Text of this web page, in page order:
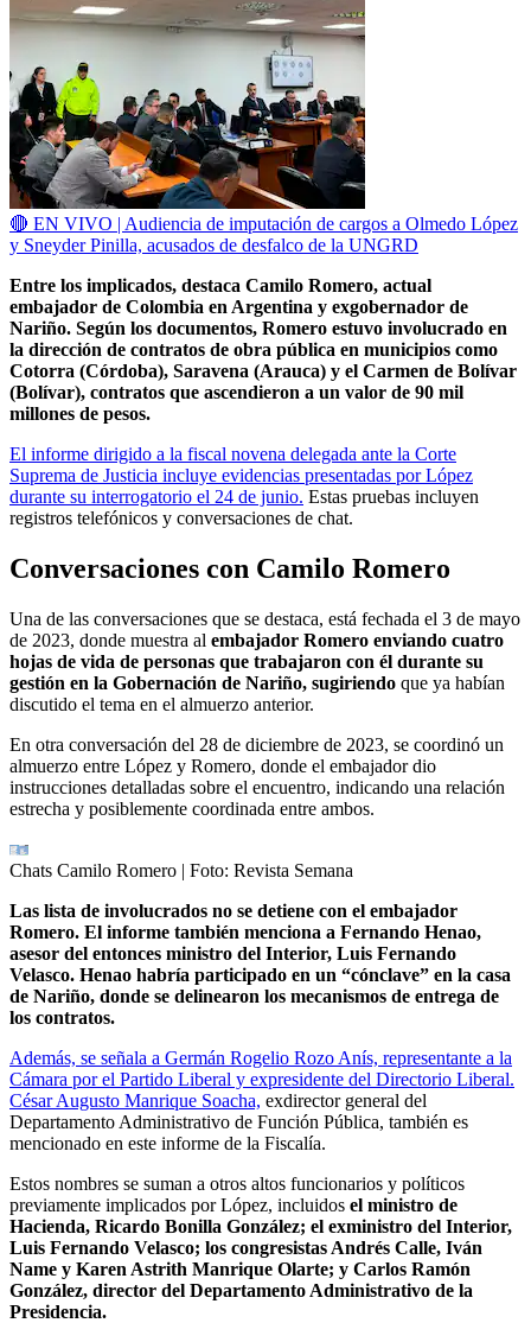
🔴 EN VIVO | Audiencia de imputación de cargos a Olmedo López
y Sneyder Pinilla, acusados de desfalco de la UNGRD
Entre los implicados, destaca Camilo Romero, actual
embajador de Colombia en Argentina y exgobernador de
Nariño. Según los documentos, Romero estuvo involucrado en
la dirección de contratos de obra pública en municipios como
Cotorra (Córdoba), Saravena (Arauca) y el Carmen de Bolívar
(Bolívar), contratos que ascendieron a un valor de 90 mil
millones de pesos.
El informe dirigido a la fiscal novena delegada ante la Corte
Suprema de Justicia incluye evidencias presentadas por López
durante su interrogatorio el 24 de junio. Estas pruebas incluyen
registros telefónicos y conversaciones de chat.
Conversaciones con Camilo Romero
Una de las conversaciones que se destaca, está fechada el 3 de mayo
de 2023, donde muestra al embajador Romero enviando cuatro
hojas de vida de personas que trabajaron con él durante su
gestión en la Gobernación de Nariño, sugiriendo que ya habían
discutido el tema en el almuerzo anterior.
En otra conversación del 28 de diciembre de 2023, se coordinó un
almuerzo entre López y Romero, donde el embajador dio
instrucciones detalladas sobre el encuentro, indicando una relación
estrecha y posiblemente coordinada entre ambos.
Chats Camilo Romero | Foto: Revista Semana
Las lista de involucrados no se detiene con el embajador
Romero. El informe también menciona a Fernando Henao,
asesor del entonces ministro del Interior, Luis Fernando
Velasco. Henao habría participado en un “cónclave” en la casa
de Nariño, donde se delinearon los mecanismos de entrega de
los contratos.
Además, se señala a Germán Rogelio Rozo Anís, representante a la
Cámara por el Partido Liberal y expresidente del Directorio Liberal.
César Augusto Manrique Soacha, exdirector general del
Departamento Administrativo de Función Pública, también es
mencionado en este informe de la Fiscalía.
Estos nombres se suman a otros altos funcionarios y políticos
previamente implicados por López, incluidos el ministro de
Hacienda, Ricardo Bonilla González; el exministro del Interior,
Luis Fernando Velasco; los congresistas Andrés Calle, Iván
Name y Karen Astrith Manrique Olarte; y Carlos Ramón
González, director del Departamento Administrativo de la
Presidencia.